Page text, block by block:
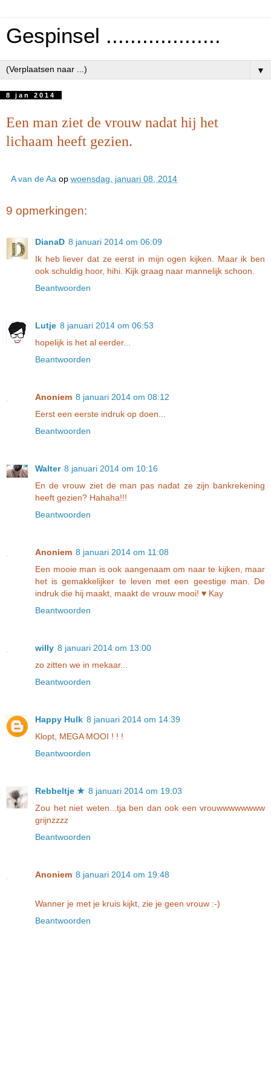
Gespinsel ...................
▼
8 jan 2014
Een man ziet de vrouw nadat hij het
lichaam heeft gezien.
A van de Aa op woensdag, januari 08, 2014
9 opmerkingen:
DianaD 8 januari 2014 om 06:09
Ik heb liever dat ze eerst in mijn ogen kijken. Maar ik ben
ook schuldig hoor, hihi. Kijk graag naar mannelijk schoon.
Beantwoorden
Lutje 8 januari 2014 om 06:53
hopelijk is het al eerder...
Beantwoorden
Anoniem 8 januari 2014 om 08:12
Eerst een eerste indruk op doen...
Beantwoorden
Walter 8 januari 2014 om 10:16
En de vrouw ziet de man pas nadat ze zijn bankrekening
heeft gezien? Hahaha!!!
Beantwoorden
Anoniem 8 januari 2014 om 11:08
Een mooie man is ook aangenaam om naar te kijken, maar
het is gemakkelijker te leven met een geestige man. De
indruk die hij maakt, maakt de vrouw mooi! ♥ Kay
Beantwoorden
willy 8 januari 2014 om 13:00
zo zitten we in mekaar...
Beantwoorden
Happy Hulk 8 januari 2014 om 14:39
Klopt, MEGA MOOI ! ! !
Beantwoorden
Rebbeltje ★ 8 januari 2014 om 19:03
Zou het niet weten...tja ben dan ook een vrouwwwwwwww
grijnzzzz
Beantwoorden
Anoniem 8 januari 2014 om 19:48
Wanner je met je kruis kijkt, zie je geen vrouw :-)
Beantwoorden